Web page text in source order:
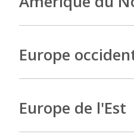
Europe
Europe de l'Est